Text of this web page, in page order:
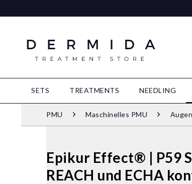
SETS TREATMENTS NEEDLING
PMU Maschinelles PMU
Epikur Effect® | P59
REACH und ECHA